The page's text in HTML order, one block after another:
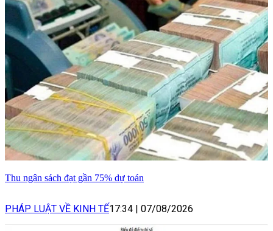
Thu ngân sách đạt gần 75% dự toán
PHÁP LUẬT VỀ KINH TẾ17:34 | 07/08/2026